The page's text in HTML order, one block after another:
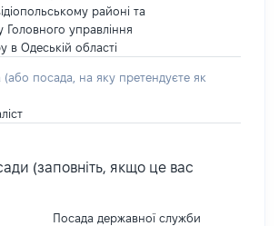
районі та
управління
в Одеській області
(або посада, на яку претендуєте як
(заповніть, якщо це вас
Посада державної служби